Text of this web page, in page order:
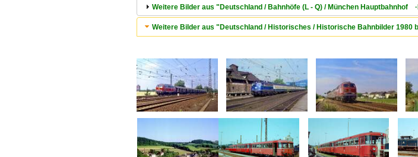
Weitere Bilder aus "Deutschland / Bahnhöfe (L - Q) / München Hauptbahnhof
Weitere Bilder aus "Deutschland / Historisches / Historische Bahnbilder 1980